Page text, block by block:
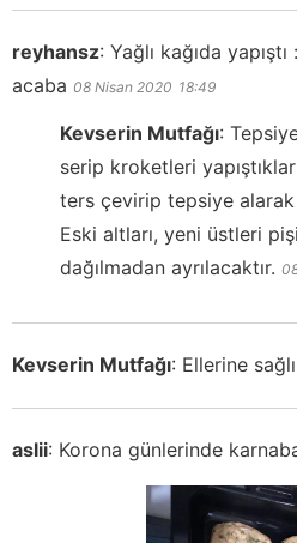
reyhansz: Yağlı kağıda
acaba 08 Nisan 2020 18:49
Kevserin Mutfağı:
serip kroketleri
ters çevirip tepsiye alarak
Eski altları, yeni üstleri
dağılmadan ayrılacaktır.
Kevserin Mutfağı: Ellerine
aslii: Korona günlerinde